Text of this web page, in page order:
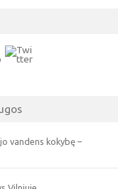
vandens kokybę –